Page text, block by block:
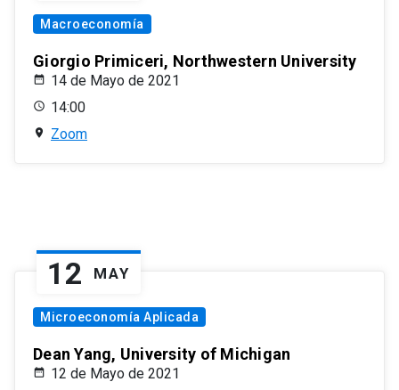
Macroeconomía
Giorgio Primiceri, Northwestern University
14 de Mayo de 2021
14:00
Zoom
12 MAY
Microeconomía Aplicada
Dean Yang, University of Michigan
12 de Mayo de 2021